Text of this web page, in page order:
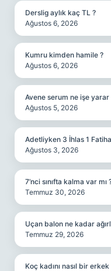
Derslig aylık kaç TL ?
Ağustos 6, 2026
Kumru kimden hamile ?
Ağustos 6, 2026
Avene serum ne işe yarar
Ağustos 5, 2026
Adetliyken 3 İhlas 1
Ağustos 3, 2026
7’nci sınıfta kalma var mı
Temmuz 30, 2026
Uçan balon ne kadar
Temmuz 29, 2026
Koç kadını nasıl bir